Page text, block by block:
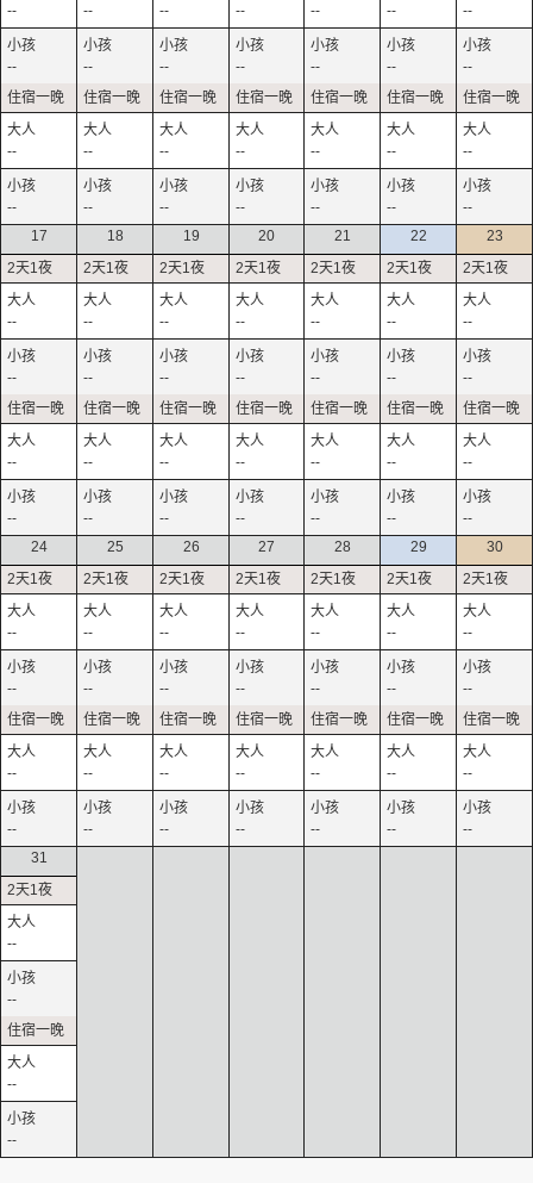
--
--
--
--
--
--
--
--
--
--
--
--
--
--
--
--
--
--
--
--
--
--
--
--
--
--
--
--
17
--
--
--
--
18
--
--
--
--
19
--
--
--
--
20
--
--
--
--
21
--
--
--
--
22
--
--
--
--
23
--
--
--
--
24
--
--
--
--
25
--
--
--
--
26
--
--
--
--
27
--
--
--
--
28
--
--
--
--
29
--
--
--
--
30
--
--
--
--
31
--
--
--
--